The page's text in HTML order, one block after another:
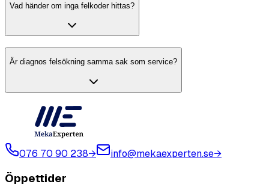
Vad händer om inga felkoder hittas?
Är diagnos felsökning samma sak som service?
076 70 90 238→ info@mekaexperten.se→
Öppettider